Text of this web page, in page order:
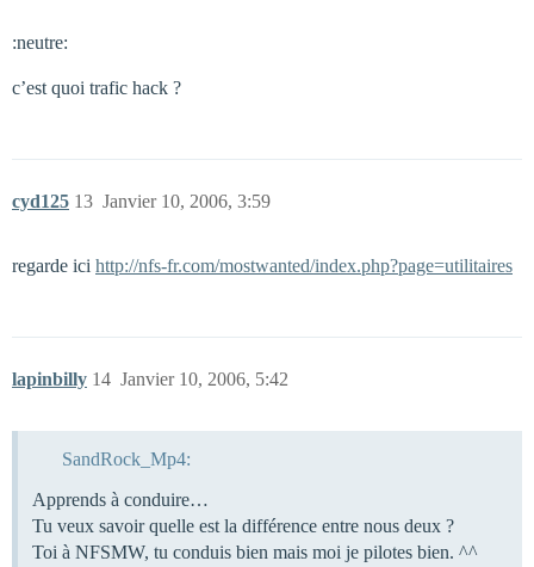
:neutre:
c’est quoi trafic hack ?
cyd125 Janvier 10, 2006, 3:59
13
regarde ici http://nfs-fr.com/mostwanted/index.php?page=utilitaires
lapinbilly Janvier 10, 2006, 5:42
14
SandRock_Mp4:
Apprends à conduire…
Tu veux savoir quelle est la différence entre nous deux ?
Toi à NFSMW, tu conduis bien mais moi je pilotes bien. ^^